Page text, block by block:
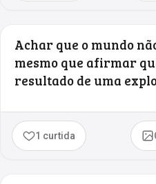
Achar que o mundo
mesmo que afirmar
resultado de uma
1 curtida